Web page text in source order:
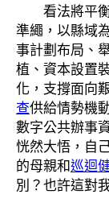
看法將平
準繩，以縣域
事計劃布局、
植、資本設置
化，支撐面向
查供給情勢機
數字公共辦事
恍然大悟，自
的母親和巡迴
別？也許這對